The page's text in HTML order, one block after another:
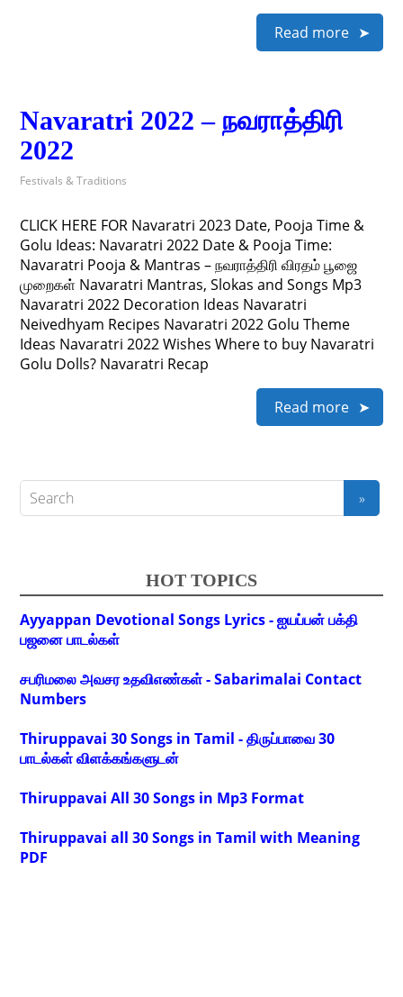
Read more
Navaratri 2022 – நவராத்திரி
2022
Festivals & Traditions
CLICK HERE FOR Navaratri 2023 Date, Pooja Time &
Golu Ideas: Navaratri 2022 Date & Pooja Time:
Navaratri Pooja & Mantras – நவராத்திரி விரதம் பூஜை
முறைகள் Navaratri Mantras, Slokas and Songs Mp3
Navaratri 2022 Decoration Ideas Navaratri
Neivedhyam Recipes Navaratri 2022 Golu Theme
Ideas Navaratri 2022 Wishes Where to buy Navaratri
Golu Dolls? Navaratri Recap
Read more
HOT TOPICS
Ayyappan Devotional Songs Lyrics - ஐயப்பன் பக்தி
பஜனை பாடல்கள்
சபரிமலை அவசர உதவிஎண்கள் - Sabarimalai Contact
Numbers
Thiruppavai 30 Songs in Tamil - திருப்பாவை 30
பாடல்கள் விளக்கங்களுடன்
Thiruppavai All 30 Songs in Mp3 Format
Thiruppavai all 30 Songs in Tamil with Meaning
PDF